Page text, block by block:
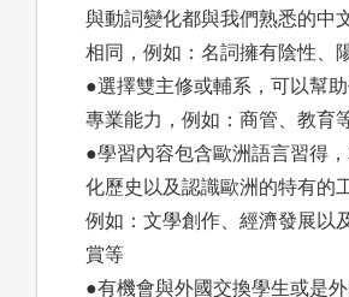
與動詞變化都與我們熟悉的中
相同，例如：名詞擁有陰性、
●選擇雙主修或輔系，可以幫
專業能力，例如：商管、教育
●學習內容包含歐洲語言習得
化歷史以及認識歐洲的特有的
例如：文學創作、經濟發展以
賞等
●有機會與外國交換學生或是